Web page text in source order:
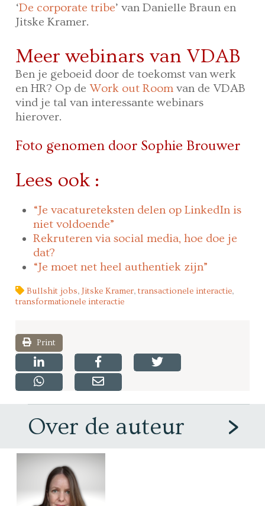
‘De corporate tribe’ van Danielle Braun en
Jitske Kramer.
Meer webinars van VDAB
Ben je geboeid door de toekomst van werk
en HR? Op deWork out Room van de VDAB
vind je tal van interessante webinars
hierover.
Foto genomen door Sophie Brouwer
Lees ook :
“Je vacatureteksten delen op LinkedIn is
niet voldoende”
Rekruteren via social media, hoe doe je
dat?
“Je moet net heel authentiek zijn”
Bullshit jobs,Jitske Kramer,transactionele interactie,
transformationele interactie
Print
Over de auteur